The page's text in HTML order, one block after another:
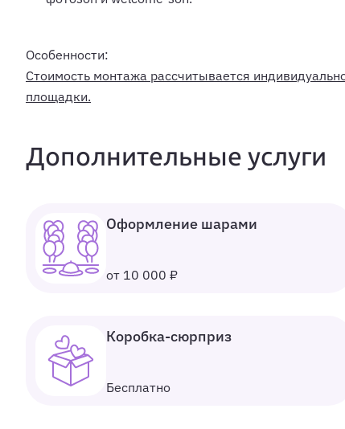
Особенности:
Стоимость монтажа рассчитывается
площадки.
Дополнительные услуги
Оформление шарами
от 10 000 ₽
Коробка-сюрприз
Бесплатно